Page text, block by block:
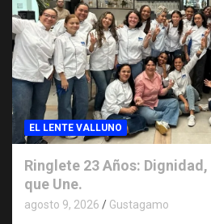
EL LENTE VALLUNO
Ringlete 23 Años:
que Une.
agosto 9, 2026 Gustagamo